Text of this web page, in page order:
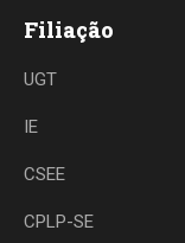
Filiação
UGT
IE
CSEE
CPLP-SE